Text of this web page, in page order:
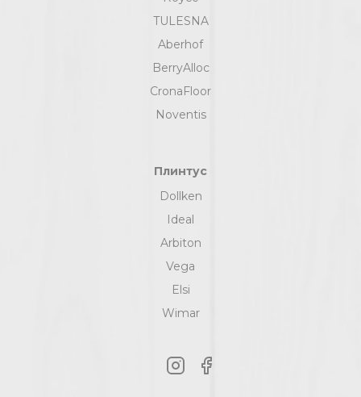
TULESNA
Aberhof
BerryAlloc
CronaFloor
Noventis
Плинтус
Dollken
Ideal
Arbiton
Vega
Elsi
Wimar